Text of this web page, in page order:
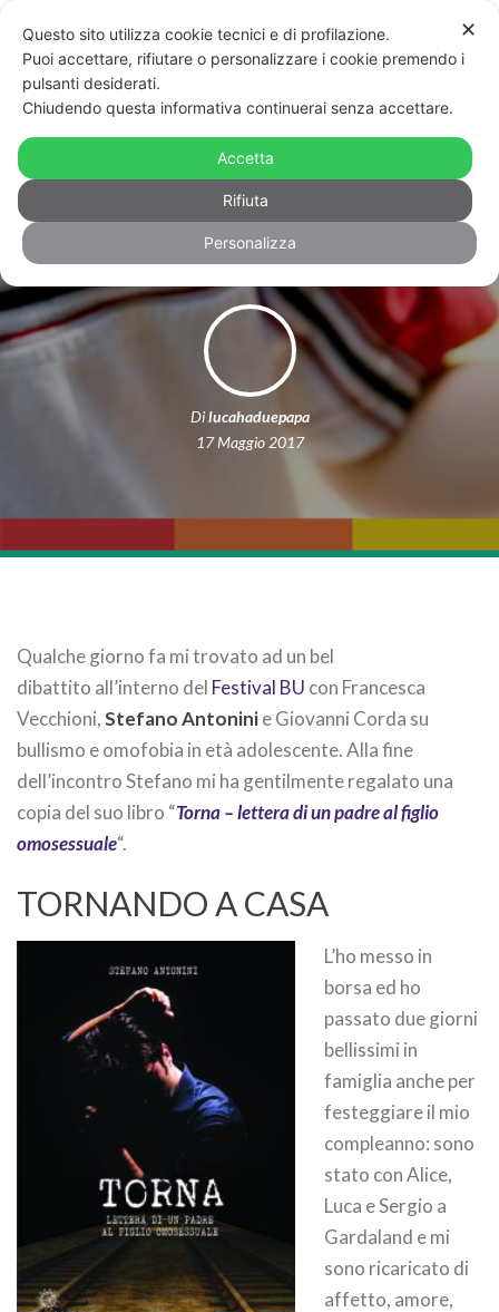
Si è genitori davvero quando si lotta
per i propri figli, anche contro
l’omofobia e la transfobia
Dilucahaduepapa
17 Maggio 2017
Qualche giorno fa mi trovato ad un bel
dibattito all’interno del Festival BU con Francesca
Vecchioni,Stefano Antoninie Giovanni Corda su
bullismo e omofobia in età adolescente. Alla fine
dell’incontro Stefano mi ha gentilmente regalato una
copia del suo libro “Torna – lettera di un padre al figlio
omosessuale“.
TORNANDO A CASA
L’ho messo in
borsa ed ho
passato due giorni
bellissimi in
famiglia anche per
festeggiare il mio
compleanno: sono
stato con Alice,
Luca e Sergio a
Gardaland e mi
sono ricaricato di
affetto, amore,
✕
Questo sito utilizza cookie tecnici e di profilazione.
Puoi accettare, rifiutare o personalizzare i cookie premendo i
pulsanti desiderati.
Chiudendo questa informativa continuerai senza accettare.
Accetta
Rifiuta
Personalizza